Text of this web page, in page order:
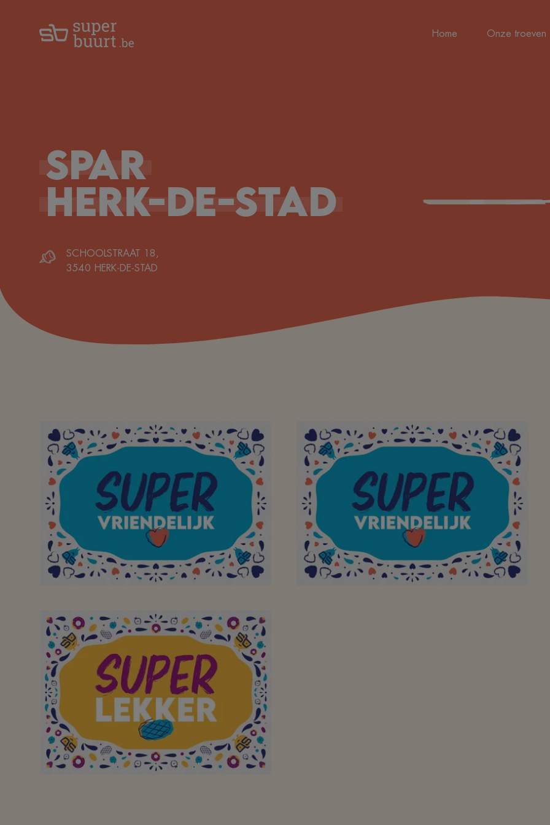
Home Onze troeven
Spar
Herk-De-Stad
SCHOOLSTRAAT 18,
3540 HERK-DE-STAD
Bedankt om er elke dag
met de glimlach te
staan. Jullie zijn een
super tof team!